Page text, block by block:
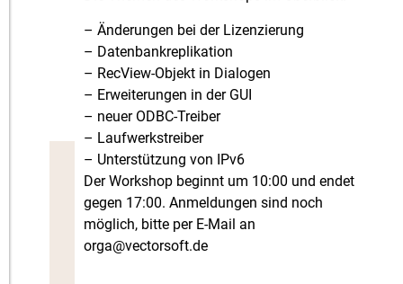
– Änderungen bei der Lizenzierung
– Datenbankreplikation
– RecView-Objekt in Dialogen
– Erweiterungen in der GUI
– neuer ODBC-Treiber
– Laufwerkstreiber
– Unterstützung von IPv6
Der Workshop beginnt um 10:00 und endet
gegen 17:00. Anmeldungen sind noch
möglich, bitte per E-Mail an
orga@vectorsoft.de